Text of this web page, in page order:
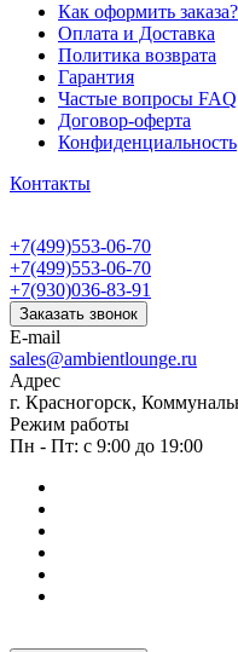
Как оформить заказа?
Оплата и Доставка
Политика возврата
Гарантия
Частые вопросы FAQ
Договор-оферта
Конфиденциальность
Контакты
+7(499)553-06-70
+7(499)553-06-70
+7(930)036-83-91
Заказать звонок
E-mail
sales@ambientlounge.ru
Адрес
г. Красногорск,
Режим работы
Пн - Пт: с 9:00 до 19:00